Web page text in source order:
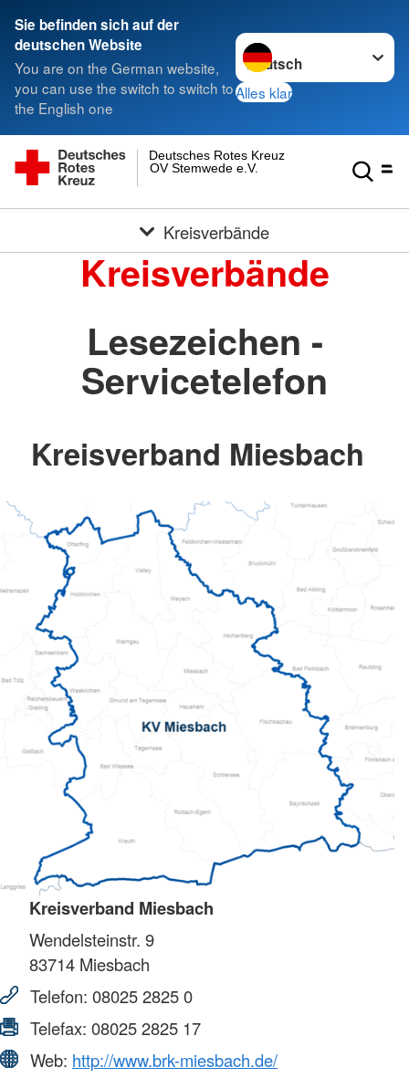
Sie befinden sich auf der
deutschen Website
You are on the German website,
you can use the switch to switch to
the English one
Sprache wechseln zu
Alles klar
OV Stemwede e.V.
Deutsches Rotes Kreuz
Kreisverbände
Kreisverbände
Lesezeichen -
Servicetelefon
Kreisverband Miesbach
Kreisverband Miesbach
Wendelsteinstr. 9
83714 Miesbach
Telefon: 08025 2825 0
Telefax: 08025 2825 17
Web: http://www.brk-miesbach.de/